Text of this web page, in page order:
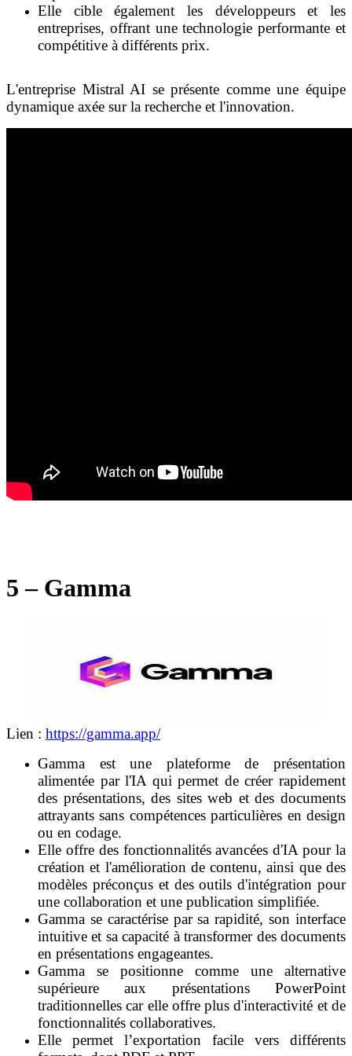
Elle cible également les développeurs et les
entreprises, offrant une technologie performante et
compétitive à différents prix.
L'entreprise Mistral AI se présente comme une équipe
dynamique axée sur la recherche et l'innovation.
5 – Gamma
Lien : https://gamma.app/
Gamma est une plateforme de présentation
alimentée par l'IA qui permet de créer rapidement
des présentations, des sites web et des documents
attrayants sans compétences particulières en design
ou en codage.
Elle offre des fonctionnalités avancées d'IA pour la
création et l'amélioration de contenu, ainsi que des
modèles préconçus et des outils d'intégration pour
une collaboration et une publication simplifiée.
Gamma se caractérise par sa rapidité, son interface
intuitive et sa capacité à transformer des documents
en présentations engageantes.
Gamma se positionne comme une alternative
supérieure aux présentations PowerPoint
traditionnelles car elle offre plus d'interactivité et de
fonctionnalités collaboratives.
Elle permet l’exportation facile vers différents